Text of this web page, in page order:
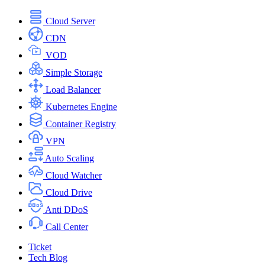
Cloud Server
CDN
VOD
Simple Storage
Load Balancer
Kubernetes Engine
Container Registry
VPN
Auto Scaling
Cloud Watcher
Cloud Drive
Anti DDoS
Call Center
Ticket
Tech Blog